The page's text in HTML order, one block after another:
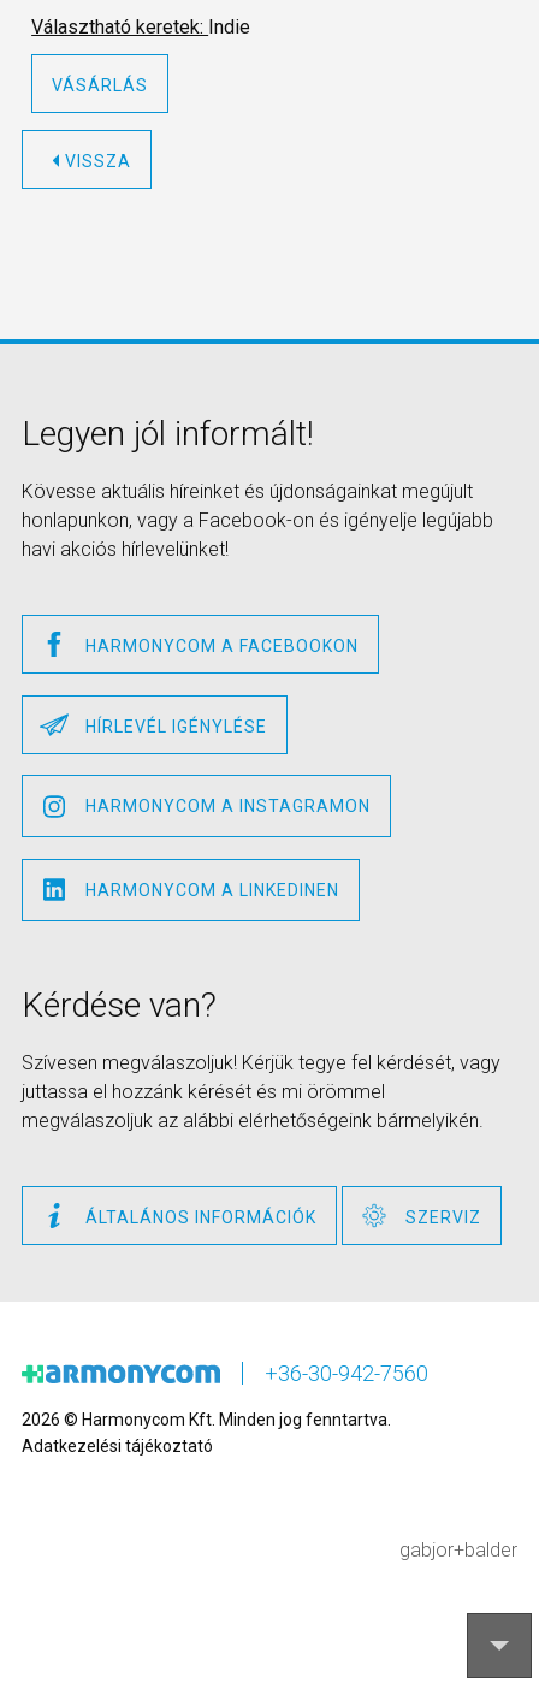
Választható keretek: Indie
VÁSÁRLÁS
VISSZA
Legyen jól informált!
Kövesse aktuális híreinket és újdonságainkat megújult
honlapunkon, vagy a Facebook-on és igényelje legújabb
havi akciós hírlevelünket!
HARMONYCOM A FACEBOOKON
HÍRLEVÉL IGÉNYLÉSE
HARMONYCOM A INSTAGRAMON
HARMONYCOM A LINKEDINEN
Kérdése van?
Szívesen megválaszoljuk! Kérjük tegye fel kérdését, vagy
juttassa el hozzánk kérését és mi örömmel
megválaszoljuk az alábbi elérhetőségeink bármelyikén.
ÁLTALÁNOS INFORMÁCIÓK SZERVIZ
+36-30-942-7560
2026 © Harmonycom Kft. Minden jog fenntartva.
Adatkezelési tájékoztató
gabjor+balder